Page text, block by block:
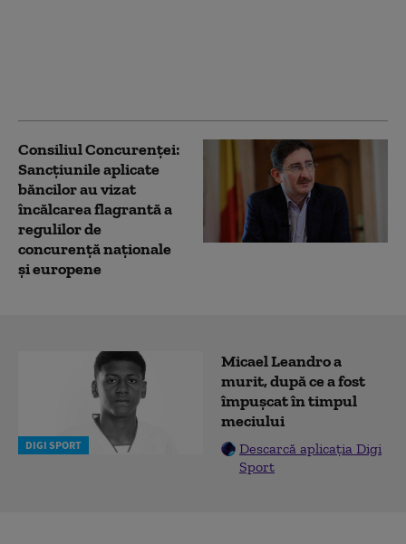
Consiliul Concurenței:
Sancțiunile aplicate
băncilor au vizat
încălcarea flagrantă a
regulilor de
concurență naționale
și europene
DIGI SPORT
Micael Leandro a
murit, după ce a fost
împușcat în timpul
meciului
Descarcă aplicația Digi
Sport